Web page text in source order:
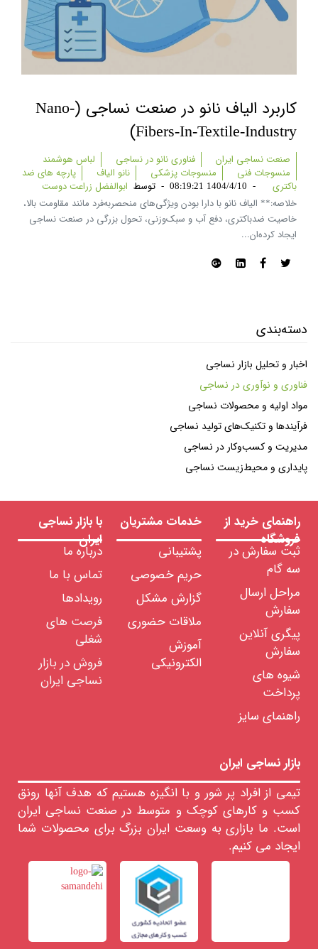
کاربرد الیاف نانو در صنعت نساجی (nano-
Fibers-In-Textile-Industry)
صنعت نساجی ایران فناوری نانو در نساجی
لباس هوشمند
منسوجات فنی
منسوجات پزشکی نانو الیاف
پارچه های ضد
باکتری
-
1404/4/10 08:19:21
- توسط ابوالفضل زراعت دوست
خلاصه:** الیاف نانو با دارا بودن ویژگی‌های منحصر‌به‌فرد مانند مقاومت بالا،
خاصیت ضدباکتری، دفع آب و سبک‌وزنی، تحول بزرگی در صنعت نساجی
ایجاد کرده‌ان...
دسته‌بندی
اخبار و تحلیل بازار نساجی
فناوری و نوآوری در نساجی
مواد اولیه و محصولات نساجی
فرآیندها و تکنیک‌های تولید نساجی
مدیریت و کسب‌وکار در نساجی
پایداری و محیط‌زیست نساجی
راهنمای خرید از
فروشگاه
ثبت سفارش در
سه گام
مراحل ارسال
سفارش
پیگری آنلاین
سفارش
شیوه های
پرداخت
راهنمای سایز
خدمات مشتریان
پشتیبانی
حریم خصوصی
گزارش مشکل
ملاقات حضوری
آموزش
الکترونیکی
با بازار نساجی
ایران
درباره ما
تماس با ما
رویدادها
فرصت های
شغلی
فروش در بازار
نساجی ایران
بازار نساجی ایران
تیمی از افراد پر شور و با انگیزه هستیم که هدف آنها رونق
کسب و کارهای کوچک و متوسط در صنعت نساجی ایران
است. ما بازاری به وسعت ایران بزرگ برای محصولات شما
ایجاد می کنیم.